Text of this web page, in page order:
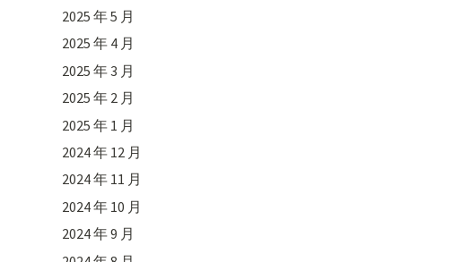
2025 年 5 月
2025 年 4 月
2025 年 3 月
2025 年 2 月
2025 年 1 月
2024 年 12 月
2024 年 11 月
2024 年 10 月
2024 年 9 月